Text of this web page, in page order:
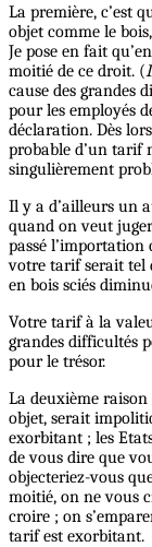
La première, c’est
objet comme le
Je pose en fait
moitié de ce droit. (
cause des grandes
pour les employés
déclaration. Dès
probable d’un tarif
singulièrement
Il y a d’ailleurs un
quand on veut juger
passé
votre tarif serait tel
en bois sciés
Votre tarif à la
grandes difficultés
pour le trésor.
La deuxième
objet, serait
exorbitant ; les
de vous dire que
objecteriez-vous
moitié, on ne vous
croire ; on
tarif est exorbitant.